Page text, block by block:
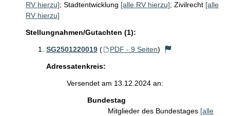
RV hierzu]; Stadtentwicklung [alle RV hierzu]; Zivilrecht [alle
RV hierzu]
Stellungnahmen/Gutachten (1):
SG2501220019 ( PDF - 9 Seiten)
Adressatenkreis:
Versendet am 13.12.2024 an:
Bundestag
Mitglieder des Bundestages [alle